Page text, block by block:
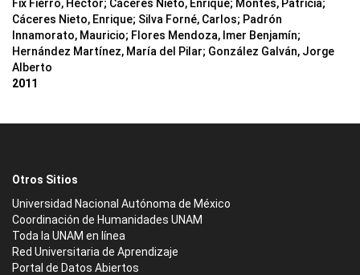
Fix Fierro, Héctor; Cáceres Nieto, Enrique; Montes, Patricia;
Cáceres Nieto, Enrique; Silva Forné, Carlos; Padrón
Innamorato, Mauricio; Flores Mendoza, Imer Benjamín;
Hernández Martínez, María del Pilar; González Galván, Jorge
Alberto
2011
Otros Sitios
Universidad Nacional Autónoma de México
Coordinación de Humanidades UNAM
Toda la UNAM en línea
Red Universitaria de Aprendizaje
Portal de Datos Abiertos